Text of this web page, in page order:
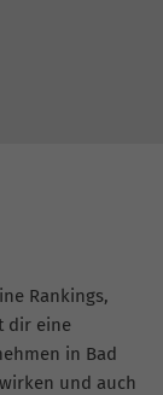
Rankings,
dir eine
in Bad
und auch